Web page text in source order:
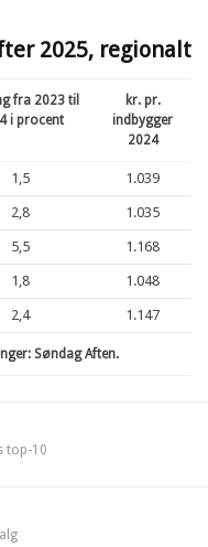
2025, regionalt
fra 2023 til
i procent
kr. pr.
indbygger
2024
1,5 1.039
2,8 1.035
5,5 1.168
1,8 1.048
2,4 1.147
Søndag Aften.
top-10